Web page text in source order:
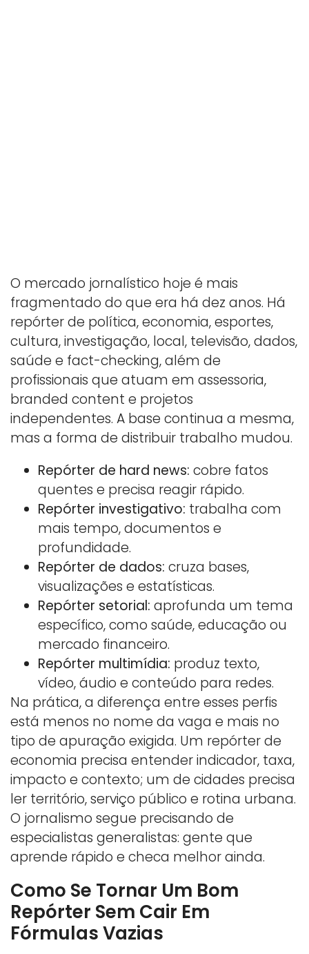
O mercado jornalístico hoje é mais
fragmentado do que era há dez anos. Há
repórter de política, economia, esportes,
cultura, investigação, local, televisão, dados,
saúde e fact-checking, além de
profissionais que atuam em assessoria,
branded content e projetos
independentes. A base continua a mesma,
mas a forma de distribuir trabalho mudou.
Repórter de hard news: cobre fatos
quentes e precisa reagir rápido.
Repórter investigativo: trabalha com
mais tempo, documentos e
profundidade.
Repórter de dados: cruza bases,
visualizações e estatísticas.
Repórter setorial: aprofunda um tema
específico, como saúde, educação ou
mercado financeiro.
Repórter multimídia: produz texto,
vídeo, áudio e conteúdo para redes.
Na prática, a diferença entre esses perfis
está menos no nome da vaga e mais no
tipo de apuração exigida. Um repórter de
economia precisa entender indicador, taxa,
impacto e contexto; um de cidades precisa
ler território, serviço público e rotina urbana.
O jornalismo segue precisando de
especialistas generalistas: gente que
aprende rápido e checa melhor ainda.
Como Se Tornar Um Bom
Repórter Sem Cair Em
Fórmulas Vazias